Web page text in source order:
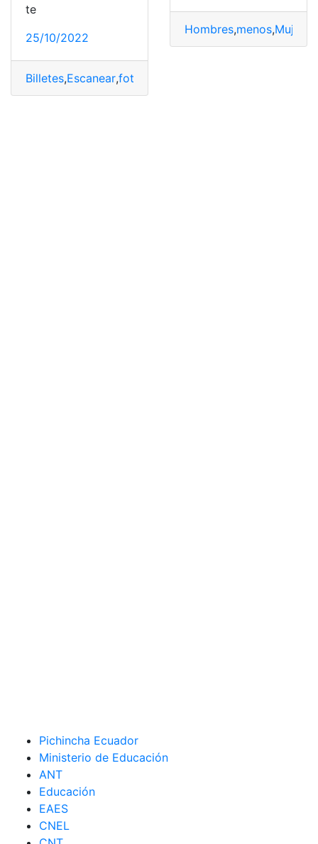
te
25/10/2022
Billetes,Escanear,fotocopia
Hombres,menos,Mujeres
Pichincha Ecuador
Ministerio de Educación
ANT
Educación
EAES
CNEL